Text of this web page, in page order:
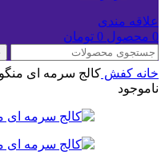
علاقه مندی
0 محصول 0 تومان
خانه کفش کالج سرمه ای
ناموجود